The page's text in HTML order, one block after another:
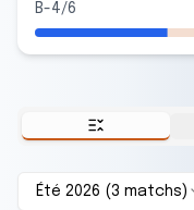
B-4/6
Été 2026 (3 matchs )